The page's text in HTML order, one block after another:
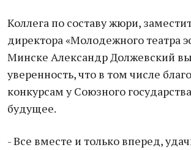
Коллега по составу жюри,
директора «Молодежного театра
Минске Александр Должевский
уверенность, что в том числе
конкурсам у Союзного
будущее.
- Все вместе и только вперед,